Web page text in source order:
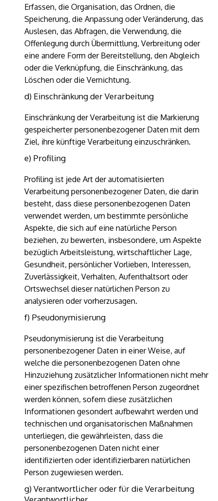
Erfassen, die Organisation, das Ordnen, die
Speicherung, die Anpassung oder Veränderung, das
Auslesen, das Abfragen, die Verwendung, die
Offenlegung durch Übermittlung, Verbreitung oder
eine andere Form der Bereitstellung, den Abgleich
oder die Verknüpfung, die Einschränkung, das
Löschen oder die Vernichtung.
d) Einschränkung der Verarbeitung
Einschränkung der Verarbeitung ist die Markierung
gespeicherter personenbezogener Daten mit dem
Ziel, ihre künftige Verarbeitung einzuschränken.
e) Profiling
Profiling ist jede Art der automatisierten
Verarbeitung personenbezogener Daten, die darin
besteht, dass diese personenbezogenen Daten
verwendet werden, um bestimmte persönliche
Aspekte, die sich auf eine natürliche Person
beziehen, zu bewerten, insbesondere, um Aspekte
bezüglich Arbeitsleistung, wirtschaftlicher Lage,
Gesundheit, persönlicher Vorlieben, Interessen,
Zuverlässigkeit, Verhalten, Aufenthaltsort oder
Ortswechsel dieser natürlichen Person zu
analysieren oder vorherzusagen.
f) Pseudonymisierung
Pseudonymisierung ist die Verarbeitung
personenbezogener Daten in einer Weise, auf
welche die personenbezogenen Daten ohne
Hinzuziehung zusätzlicher Informationen nicht mehr
einer spezifischen betroffenen Person zugeordnet
werden können, sofern diese zusätzlichen
Informationen gesondert aufbewahrt werden und
technischen und organisatorischen Maßnahmen
unterliegen, die gewährleisten, dass die
personenbezogenen Daten nicht einer
identifizierten oder identifizierbaren natürlichen
Person zugewiesen werden.
g) Verantwortlicher oder für die Verarbeitung